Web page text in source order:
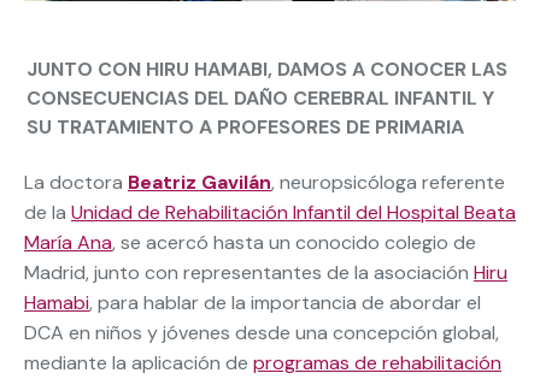
JUNTO CON HIRU HAMABI, DAMOS A CONOCER LAS
CONSECUENCIAS DEL DAÑO CEREBRAL INFANTIL Y
SU TRATAMIENTO A PROFESORES DE PRIMARIA
La doctora Beatriz Gavilán, neuropsicóloga referente
de la Unidad de Rehabilitación Infantil del Hospital Beata
María Ana, se acercó hasta un conocido colegio de
Madrid, junto con representantes de la asociación Hiru
Hamabi, para hablar de la importancia de abordar el
DCA en niños y jóvenes desde una concepción global,
mediante la aplicación de programas de rehabilitación